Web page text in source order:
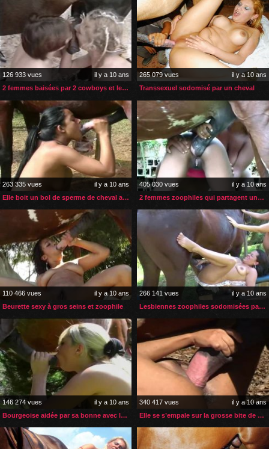
126 933 vues
il y a 10 ans
2 femmes baisées par 2 cowboys et leur cheval
265 079 vues
il y a 10 ans
Transsexuel sodomisé par un cheval
263 335 vues
il y a 10 ans
Elle boit un bol de sperme de cheval avant le sexe
405 030 vues
il y a 10 ans
2 femmes zoophiles qui partagent une bite de cheval
110 466 vues
il y a 10 ans
Beurette sexy à gros seins et zoophile
266 141 vues
il y a 10 ans
Lesbiennes zoophiles sodomisées par un cheval
146 274 vues
il y a 10 ans
Bourgeoise aidée par sa bonne avec la bite de son cheval
340 417 vues
il y a 10 ans
Elle se s’empale sur la grosse bite de son cheval